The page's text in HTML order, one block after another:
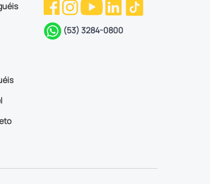
(53) 3284-0800